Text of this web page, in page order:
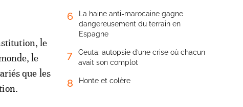
le
le
que les
6
La haine anti-marocaine gagne
dangereusement du terrain en
Espagne
7
Ceuta: autopsie d’une crise où chacun
avait son complot
8 Honte et colère